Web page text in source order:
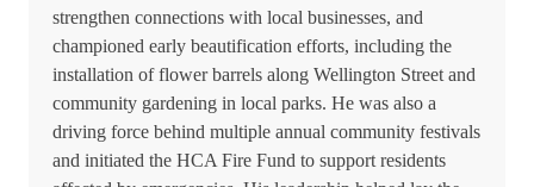
strengthen connections with local businesses, and
championed early beautification efforts, including the
installation of flower barrels along Wellington Street and
community gardening in local parks. He was also a
driving force behind multiple annual community festivals
and initiated the HCA Fire Fund to support residents